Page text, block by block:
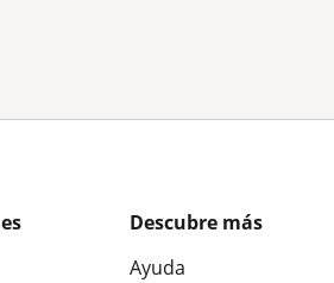
Descubre más
Ayuda